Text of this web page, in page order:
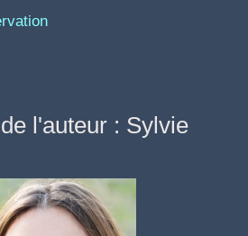
l'auteur : Sylvie